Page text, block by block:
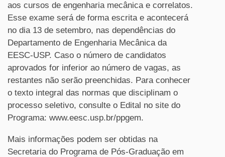
aos cursos de engenharia mecânica e correlatos.
Esse exame será de forma escrita e acontecerá
no dia 13 de setembro, nas dependências do
Departamento de Engenharia Mecânica da
EESC-USP. Caso o número de candidatos
aprovados for inferior ao número de vagas, as
restantes não serão preenchidas. Para conhecer
o texto integral das normas que disciplinam o
processo seletivo, consulte o Edital no site do
Programa: www.eesc.usp.br/ppgem.
Mais informações podem ser obtidas na
Secretaria do Programa de Pós-Graduação em